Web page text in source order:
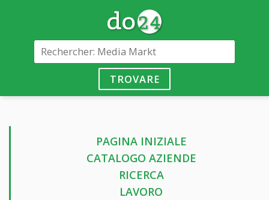
TROVARE
PAGINA INIZIALE
CATALOGO AZIENDE
RICERCA
LAVORO